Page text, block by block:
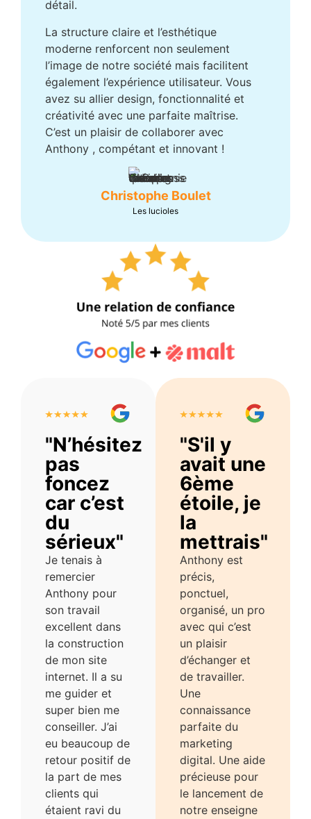
détail.
La structure claire et l’esthétique
moderne renforcent non seulement
l’image de notre société mais facilitent
également l’expérience utilisateur. Vous
avez su allier design, fonctionnalité et
créativité avec une parfaite maîtrise.
C’est un plaisir de collaborer avec
Anthony , compétant et innovant !
Christophe Boulet
Les lucioles
"N’hésitez
pas
foncez
car c’est
du
sérieux"
Je tenais à
remercier
Anthony pour
son travail
excellent dans
la construction
de mon site
internet. Il a su
me guider et
super bien me
conseiller. J’ai
eu beaucoup de
retour positif de
la part de mes
clients qui
étaient ravi du
"S'il y
avait une
6ème
étoile, je
la
mettrais"
Anthony est
précis,
ponctuel,
organisé, un pro
avec qui c’est
un plaisir
d’échanger et
de travailler.
Une
connaissance
parfaite du
marketing
digital. Une aide
précieuse pour
le lancement de
notre enseigne